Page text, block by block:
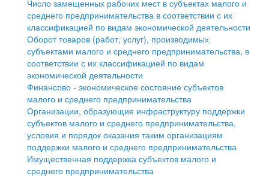
Социальная защита
Фотоальбом
Муниципальные услуги
Проекты административных регламентов
Антимонопольный комплаенс
Противодействие коррупции
Информационная поддержка субъектов малого и
среднего предпринимательства
Муниципальные программы
Контрольно-счетная палата
Персональные данные
Оценка регулирующего воздействия
Деятельность МУ
Нормативы градостроительного проектирования
Число замещенных рабочих мест в субъектах малого и
среднего предпринимательства в соответствии с их
классификацией по видам экономической деятельности
Оборот товаров (работ, услуг), производимых
субъектами малого и среднего предпринимательства, в
соответствии с их классификацией по видам
экономической деятельности
Финансово - экономическое состояние субъектов
малого и среднего предпринимательства
Организации, образующие инфраструктуру поддержки
субъектов малого и среднего предпринимательства,
условия и порядок оказания таким организациям
поддержки малого и среднего предпринимательства
Имущественная поддержка субъектов малого и
среднего предпринимательства